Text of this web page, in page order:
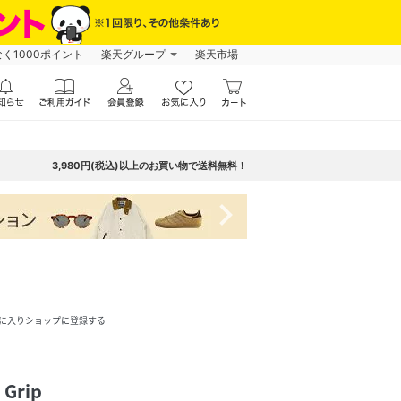
1000ポイント 楽天グループ 楽天市場
3,980円(税込)以上のお買い物で送料無料！
navigate_next
入りショップに登録する